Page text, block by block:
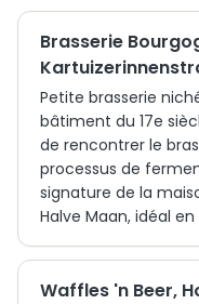
Brasserie
Petite brasserie
bâtiment du 17e
de rencontrer le
processus de
signature de la
Halve Maan, idéal
Waffles 'n Beer,